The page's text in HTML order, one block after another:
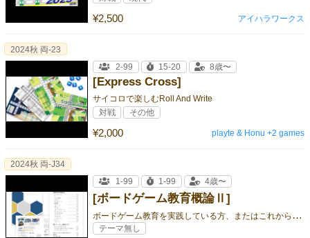
¥2,500 アイハラワークス
[Express Cross]
サイコロで楽しむRoll And Write
¥2,000
2024秋 両-23
2-99
15-20 8歳〜
対戦 その他
playte & Honu +2 games
[ボードゲーム教育概論Ⅱ]
ボ
ードゲーム教育を実践している方、またはこれから実践する方にとってのガイドラインに！
2024秋 両-J34
1-99
1-99 4歳〜
テーマ無し